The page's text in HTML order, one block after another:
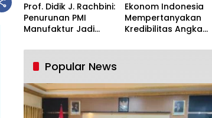
Prof. Didik J. Rachbini:
Penurunan PMI
Manufaktur Jadi
Industri Nasional
Ekonom Indonesia
Mempertanyakan
Kredibilitas Angka
Tumbuh Tapi Rapuh
Popular News